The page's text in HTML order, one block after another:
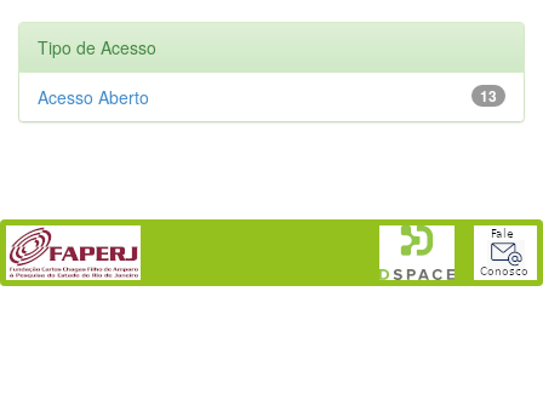
Tipo de Acesso
13
Acesso Aberto